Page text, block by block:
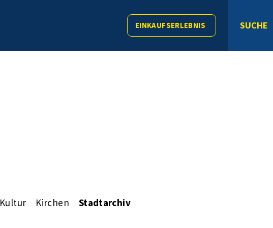
EINKAUFSERLEBNIS SUCHE
Kultur Kirchen Stadtarchiv